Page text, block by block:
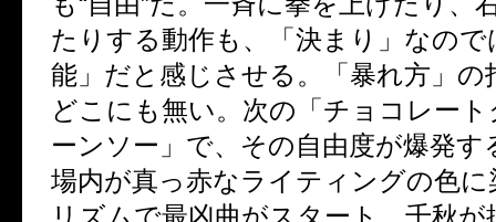
たりする動作も、「決まり」なので
能」だと感じさせる。「暴れ方」の
どこにも無い。次の「チョコレー
ーンソー」で、その自由度が爆発す
場内が真っ赤なライティングの色に